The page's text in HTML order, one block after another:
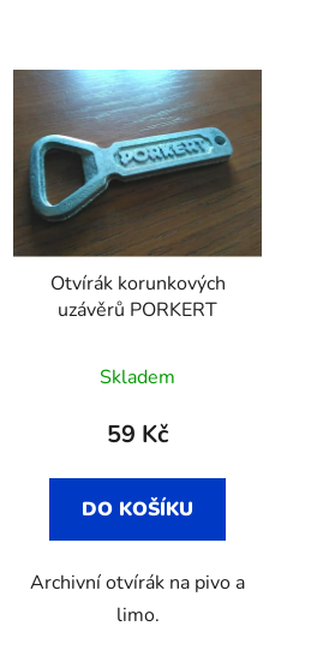
Otvírák korunkových
uzávěrů PORKERT
Skladem
59 Kč
DO KOŠÍKU
Archivní otvírák na pivo a
limo.